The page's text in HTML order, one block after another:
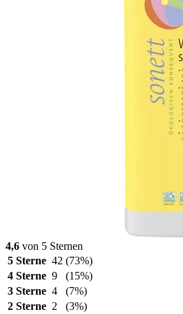
4,6 von 5 Sternen
5 Sterne 42 (73%)
4 Sterne 9
(15%)
3 Sterne 4
(7%)
2 Sterne 2
(3%)